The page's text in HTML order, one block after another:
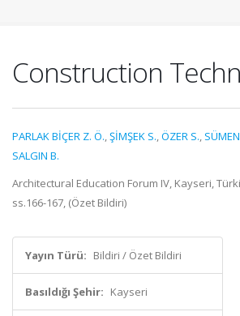
Construction
PARLAK BİÇER Z. Ö.,ŞİMŞEK S.,ÖZER S.,
SALGIN B.
Architectural Education Forum IV, Kayseri,
ss.166-167, (Özet Bildiri)
Yayın Türü: Bildiri / Özet Bildiri
Basıldığı Şehir: Kayseri